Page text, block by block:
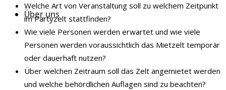
Über uns
Welche Art von Veranstaltung soll zu welchem Zeitpunkt
im Partyzelt stattfinden?
Wie viele Personen werden erwartet und wie viele
Personen werden voraussichtlich das Mietzelt temporär
oder dauerhaft nutzen?
Über welchen Zeitraum soll das Zelt angemietet werden
und welche behördlichen Auflagen sind zu beachten?